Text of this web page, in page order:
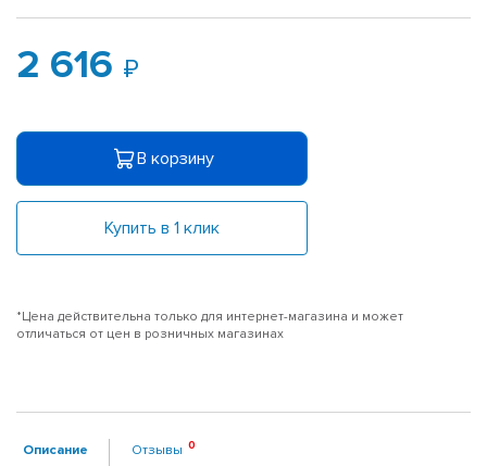
2 616
В корзину
Купить в 1 клик
*Цена действительна только для интернет-магазина и может
отличаться от цен в розничных магазинах
Описание Отзывы